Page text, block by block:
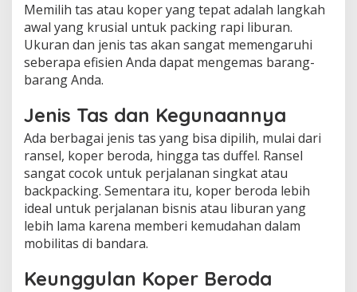
Memilih tas atau koper yang tepat adalah langkah
awal yang krusial untuk packing rapi liburan.
Ukuran dan jenis tas akan sangat memengaruhi
seberapa efisien Anda dapat mengemas barang-
barang Anda.
Jenis Tas dan Kegunaannya
Ada berbagai jenis tas yang bisa dipilih, mulai dari
ransel, koper beroda, hingga tas duffel. Ransel
sangat cocok untuk perjalanan singkat atau
backpacking. Sementara itu, koper beroda lebih
ideal untuk perjalanan bisnis atau liburan yang
lebih lama karena memberi kemudahan dalam
mobilitas di bandara.
Keunggulan Koper Beroda